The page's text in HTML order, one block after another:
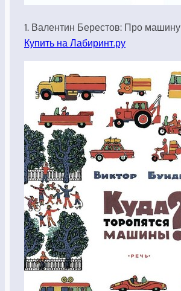
1. Валентин Берестов: Про машину
Купить на Лабиринт.ру